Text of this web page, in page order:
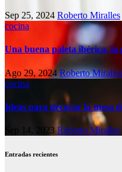
Sep 25, 2024 Roberto Miralles
cocina
Una buena paleta ibérica, la
Ago 29, 2024Roberto Miralles
cocina
Ideas para decorar la mesa
Sep 14, 2023Roberto Miralles
Entradas recientes